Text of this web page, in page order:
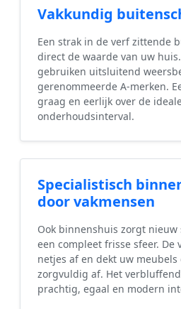
Vakkundig
Een strak in de verf zittende
direct de waarde van uw
gebruiken uitsluitend
gerenommeerde A-merken.
graag en eerlijk over de
onderhoudsinterval.
Specialistisch
door vakmensen
Ook binnenshuis zorgt
een compleet frisse sfeer. De
netjes af en dekt uw meubels
zorgvuldig af. Het
prachtig, egaal en modern